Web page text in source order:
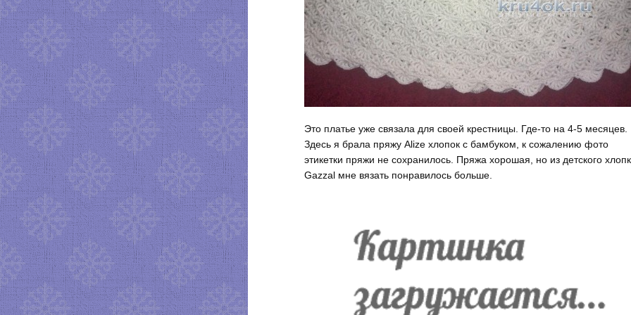
Это платье уже связала для своей крестницы. Где-то на 4-5 месяцев.
Здесь я брала пряжу Alize хлопок с бамбуком, к сожалению фото
этикетки пряжи не сохранилось. Пряжа хорошая, но из детского
Gazzal мне вязать понравилось больше.